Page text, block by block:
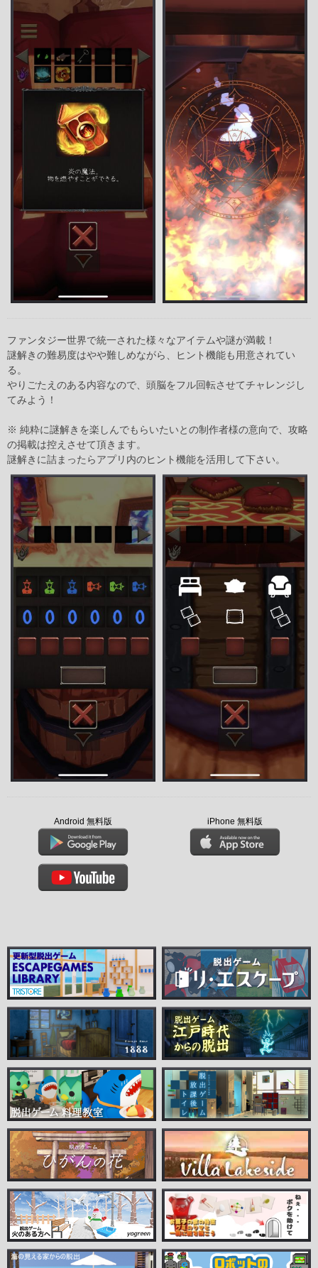
ファンタジー世界で統一された様々なアイテムや謎が満載！
謎解きの難易度はやや難しめながら、ヒント機能も用意されてい
る。
やりごたえのある内容なので、頭脳をフル回転させてチャレンジし
てみよう！
※ 純粋に謎解きを楽しんでもらいたいとの制作者様の意向で、攻略
の掲載は控えさせて頂きます。
謎解きに詰まったらアプリ内のヒント機能を活用して下さい。
Android 無料版 iPhone 無料版